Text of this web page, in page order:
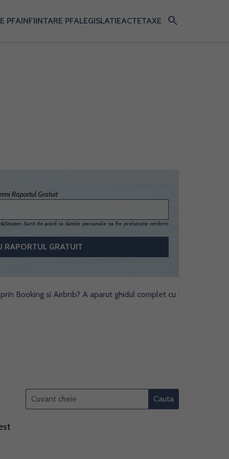
PFAINFIINTARE PFALEGISLATIEACTETAXE search
Raportul Gratuit
Sunt de acord ca datele personale sa fie prelucrate conform
si Airbnb? A aparut ghidul complet cu obligatii fiscale si